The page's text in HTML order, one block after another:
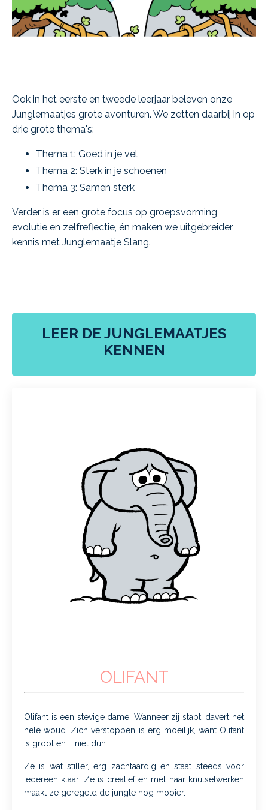
Ook in het eerste en tweede leerjaar beleven onze
Junglemaatjes grote avonturen. We zetten daarbij in op
drie grote thema's:
Thema 1: Goed in je vel
Thema 2: Sterk in je schoenen
Thema 3: Samen sterk
Verder is er een grote focus op groepsvorming,
evolutie en zelfreflectie, én maken we uitgebreider
kennis met Junglemaatje Slang.
LEER DE JUNGLEMAATJES
KENNEN
OLIFANT
Olifant is een stevige dame. Wanneer zij stapt, davert het
hele woud. Zich verstoppen is erg moeilijk, want Olifant
is groot en … niet dun.
Ze is wat stiller, erg zachtaardig en staat steeds voor
iedereen klaar. Ze is creatief en met haar knutselwerken
maakt ze geregeld de jungle nog mooier.